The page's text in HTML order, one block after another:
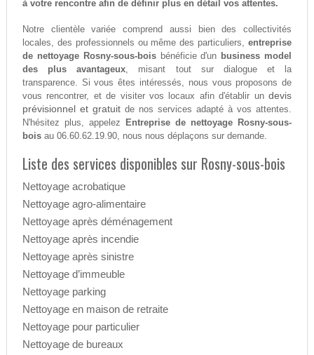
à votre rencontre afin de définir plus en détail vos attentes.
Notre clientèle variée comprend aussi bien des collectivités
locales, des professionnels ou même des particuliers,entreprise
de nettoyage Rosny-sous-boisbénéficie d'un business model
des plus avantageux, misant tout sur dialogue et la
transparence. Si vous êtes intéressés, nous vous proposons de
vous rencontrer, et de visiter vos locaux afin d'établir undevis
prévisionnel et gratuitde nos services adapté à vos attentes.
N'hésitez plus, appelez
Entreprise de nettoyage Rosny-sous-
boisau 06.60.62.19.90, nous nous déplaçons sur demande.
Liste des services disponibles sur Rosny-sous-bois
Nettoyage acrobatique
Nettoyage agro-alimentaire
Nettoyage après déménagement
Nettoyage après incendie
Nettoyage après sinistre
Nettoyage d’immeuble
Nettoyage parking
Nettoyage en maison de retraite
Nettoyage pour particulier
Nettoyage de bureaux